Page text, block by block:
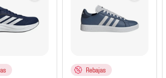
Rebajas